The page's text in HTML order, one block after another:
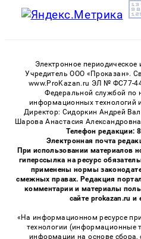
Электронное
Учредитель ООО «Проказан».
www.ProKazan.ru ЭЛ № ФС77-
Федеральной службой по
информационных технологий
Директор: Сидоркин Андрей
Шарова Анастасия
Телефон редакции:
Электронная почта
При использовании материалов
гиперссылка на ресурс
применены нормы
смежных правах. Редакция
комментарии и материалы
сайте prokazan.ru и
«На информационном ресурсе
технологии (информационные
информации на основе сбора,